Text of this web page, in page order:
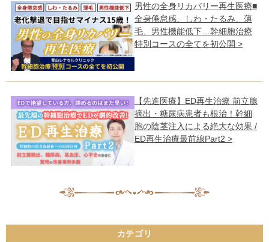
男性の全身リカバリー再生医療■
全身倦怠感、しわ・たるみ、薄
毛、男性機能低下…幹細胞治療
特別コースの全てを初公開 >
【先進医療】ED再生治療 前立腺
摘出・糖尿病患者も根治！幹細
胞の陰茎注入による絶大な効果 /
ED再生治療最前線Part2 >
カテゴリ